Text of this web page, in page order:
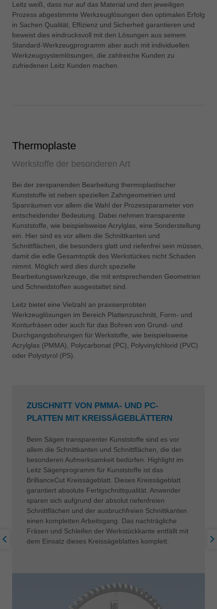
Україна
yкраїнська
Leitz weiß, dass nur auf das Material und den jeweiligen
Prozess abgestimmte Werkzeuglösungen den optimalen Erfolg
in Sachen Qualität, Effizienz und Sicherheit garantieren und
beweist dies eindrucksvoll mit den Lösungen aus seinem
Standard-Werkzeugprogramm aber auch mit individuellen
Werkzeugsystemlösungen, die zahlreiche Kunden zu
zufriedenen Leitz Kunden machen.
Thermoplaste
Werkstoffe der besonderen Art
Bei der zerspanenden Bearbeitung thermoplastischer
Kunststoffe ist neben speziellen Zahngeometrien und
Spanräumen vor allem die Wahl der Prozessparameter von
entscheidender Bedeutung. Dabei nehmen transparente
Kunststoffe, wie beispielsweise Acrylglas, eine Sonderstellung
ein. Hier sind es vor allem die Schnittkanten und
Schnittflächen, die besonders glatt und riefenfrei sein müssen,
damit die edle Gesamtoptik des Werkstückes nicht Schaden
nimmt. Möglich wird dies durch spezielle
Bearbeitungswerkzeuge, die mit entsprechenden Geometrien
und Schneidstoffen ausgestattet sind.
Leitz bietet eine Vielzahl an praxiserprobten
Werkzeuglösungen im Bereich Plattenzuschnitt, Form- und
Konturfräsen oder auch für das Bohren von Grund- und
Durchgangsbohrungen für Werkstoffe, wie beispielsweise
Acrylglas (PMMA), Polycarbonat (PC), Polyvinylchlorid (PVC)
oder Polystyrol (PS).
ZUSCHNITT VON PMMA- UND PC-
PLATTEN MIT KREISSÄGEBLÄTTERN
Beim Sägen transparenter Kunststoffe sind es vor
allem die Schnittkanten und Schnittflächen, die der
besonderen Aufmerksamkeit bedürfen. Highlight im
Leitz Sägenprogramm für Kunststoffe ist das
BrillianceCut Kreissägeblatt. Dieses Kreissägeblatt
garantiert absolute Fertigschnittqualität. Anwender
sparen sich aufgrund der absolut riefenfreien
Schnittflächen und der ausbruchfreien Schnittkanten
einen kompletten Arbeitsgang. Das nachträgliche
Fräsen und Schleifen der Werkstückkante entfällt mit
dem Einsatz dieses Kreissägeblattes komplett.